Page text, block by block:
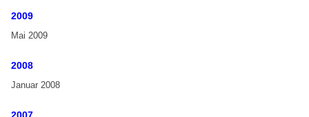
2009
Mai 2009
2008
Januar 2008